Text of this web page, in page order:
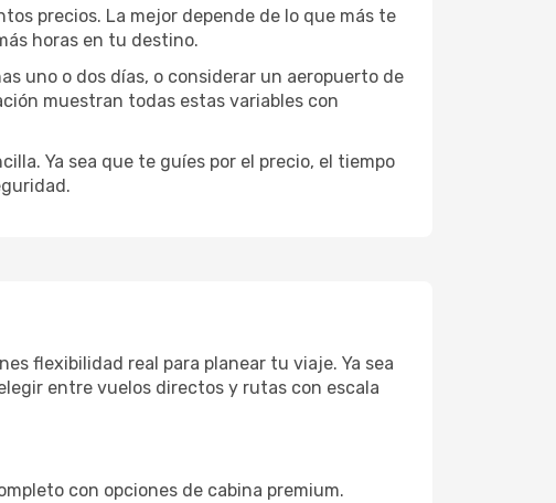
precios. La mejor depende de lo que más te
horas en tu destino.
uno o dos días, o considerar un aeropuerto de
muestran todas estas variables con
Ya sea que te guíes por el precio, el tiempo
flexibilidad real para planear tu viaje. Ya sea
entre vuelos directos y rutas con escala
con opciones de cabina premium.